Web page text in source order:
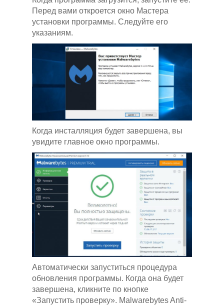
Перед вами откроется окно Мастера
установки программы. Следуйте его
указаниям.
Когда инсталляция будет завершена, вы
увидите главное окно программы.
Автоматически запуститься процедура
обновления программы. Когда она будет
завершена, кликните по кнопке
«Запустить проверку». Malwarebytes Anti-